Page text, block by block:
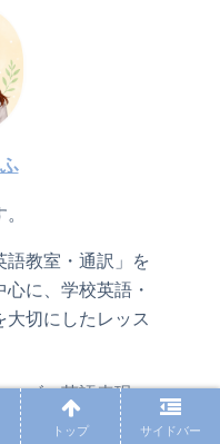
語教室・通訳」を
に、学校英語・
切にしたレッス
ーズ、英語表現、
紹介していま
トップ サイドバー